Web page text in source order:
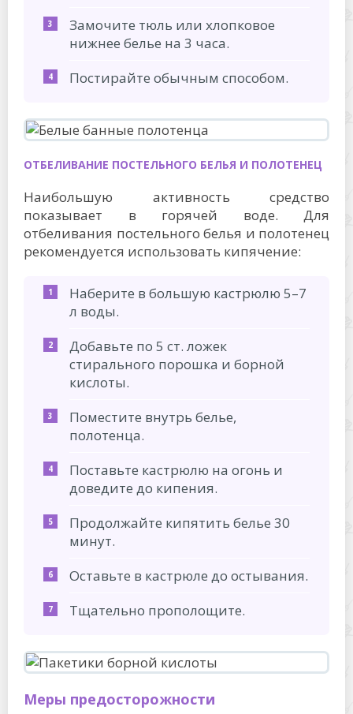
Замочите тюль или хлопковое
нижнее белье на 3 часа.
Постирайте обычным способом.
ОТБЕЛИВАНИЕ ПОСТЕЛЬНОГО БЕЛЬЯ И ПОЛОТЕНЕЦ
Наибольшую активность средство
показывает в горячей воде. Для
отбеливания постельного белья и полотенец
рекомендуется использовать кипячение:
Наберите в большую кастрюлю 5–7
л воды.
Добавьте по 5 ст. ложек
стирального порошка и борной
кислоты.
Поместите внутрь белье,
полотенца.
Поставьте кастрюлю на огонь и
доведите до кипения.
Продолжайте кипятить белье 30
минут.
Оставьте в кастрюле до остывания.
Тщательно прополощите.
Меры предосторожности